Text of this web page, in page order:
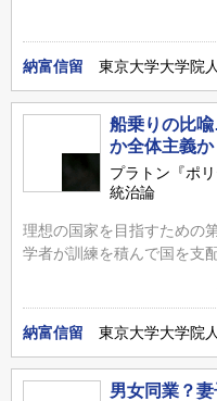
納富信留 東京大学大学院
船乗りの比
か全体主義か
プラトン『ポ
統治論
理想の国家を目指すための
学者が訓練を積んで国を支
納富信留 東京大学大学院
男女同業？